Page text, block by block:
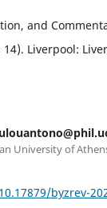
and
Liverpool:
University of
byzrev-